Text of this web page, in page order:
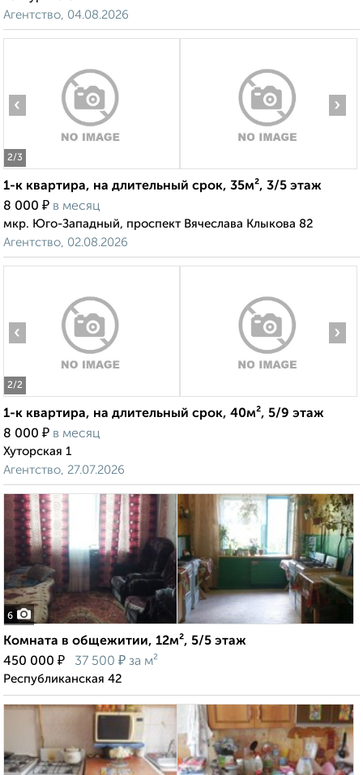
Агентство, 04.08.2026
2/3
‹ ›
1-к квартира, на длительный срок, 35м², 3/5 этаж
8 000 ₽ в месяц
мкр. Юго-Западный, проспект Вячеслава Клыкова 82
Агентство, 02.08.2026
2/2
‹ ›
1-к квартира, на длительный срок, 40м², 5/9 этаж
8 000 ₽ в месяц
Хуторская 1
Агентство, 27.07.2026
6
Комната в общежитии, 12м², 5/5 этаж
450 000 ₽ 37 500 ₽ за м²
Республиканская 42